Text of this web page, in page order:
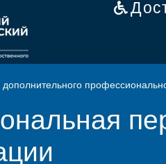
дополнительного